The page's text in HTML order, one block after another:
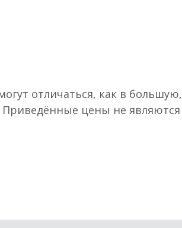
отличаться, как в большую,
Приведённые цены не являются